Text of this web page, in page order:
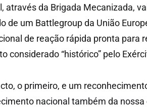
através da Brigada Mecanizada,
de um Battlegroup da União
de reação rápida pronta para
considerado “histórico” pelo
o primeiro, e um
nacional também da